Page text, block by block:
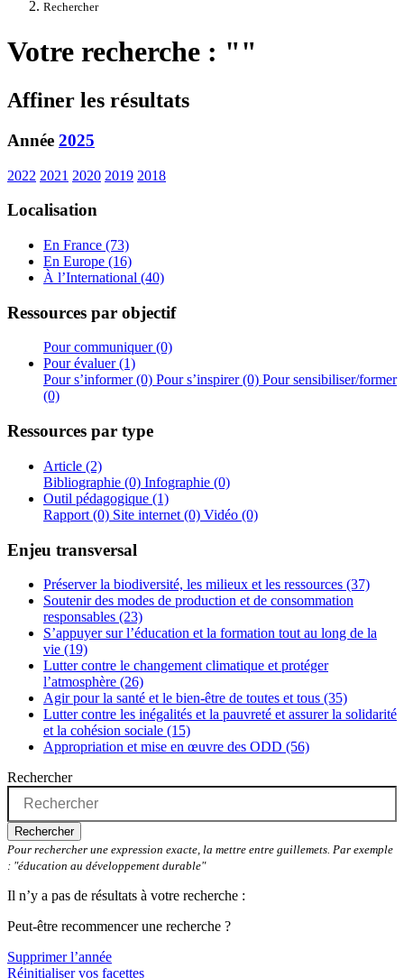
Rechercher
Votre recherche : ""
Affiner les résultats
Année 2025
2022 2021 2020 2019 2018
Localisation
En France (73)
En Europe (16)
À l’International (40)
Ressources par objectif
Pour communiquer (0)
Pour évaluer (1)
Pour s’informer (0) Pour s’inspirer (0) Pour sensibiliser/former
(0)
Ressources par type
Article (2)
Bibliographie (0) Infographie (0)
Outil pédagogique (1)
Rapport (0) Site internet (0) Vidéo (0)
Enjeu transversal
Préserver la biodiversité, les milieux et les ressources (37)
Soutenir des modes de production et de consommation
responsables (23)
S’appuyer sur l’éducation et la formation tout au long de la
vie (19)
Lutter contre le changement climatique et protéger
l’atmosphère (26)
Agir pour la santé et le bien-être de toutes et tous (35)
Lutter contre les inégalités et la pauvreté et assurer la solidarité
et la cohésion sociale (15)
Appropriation et mise en œuvre des ODD (56)
Rechercher
Rechercher
Pour rechercher une expression exacte, la mettre entre guillemets. Par exemple
: "éducation au développement durable"
Il n’y a pas de résultats à votre recherche :
Peut-être recommencer une recherche ?
Supprimer l’année
Réinitialiser vos facettes